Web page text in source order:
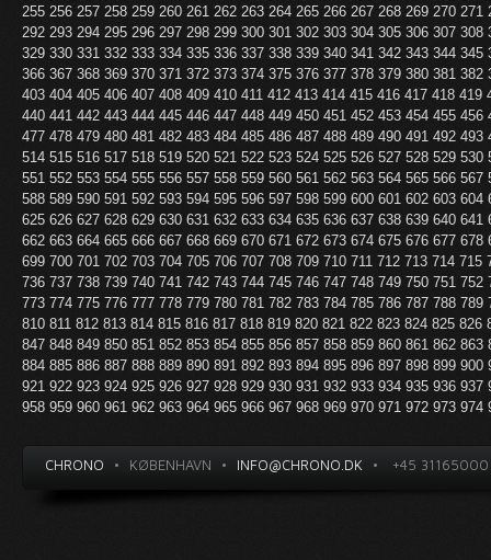
255 256 257 258 259 260 261 262 263 264 265 266 267 268 269 270 271
292 293 294 295 296 297 298 299 300 301 302 303 304 305 306 307 308
329 330 331 332 333 334 335 336 337 338 339 340 341 342 343 344 345
366 367 368 369 370 371 372 373 374 375 376 377 378 379 380 381 382
403 404 405 406 407 408 409 410 411 412 413 414 415 416 417 418 419
440 441 442 443 444 445 446 447 448 449 450 451 452 453 454 455 456
477 478 479 480 481 482 483 484 485 486 487 488 489 490 491 492 493
514 515 516 517 518 519 520 521 522 523 524 525 526 527 528 529 530
551 552 553 554 555 556 557 558 559 560 561 562 563 564 565 566 567
588 589 590 591 592 593 594 595 596 597 598 599 600 601 602 603 604
625 626 627 628 629 630 631 632 633 634 635 636 637 638 639 640 641
662 663 664 665 666 667 668 669 670 671 672 673 674 675 676 677 678
699 700 701 702 703 704 705 706 707 708 709 710 711 712 713 714 715
736 737 738 739 740 741 742 743 744 745 746 747 748 749 750 751 752
773 774 775 776 777 778 779 780 781 782 783 784 785 786 787 788 789
810 811 812 813 814 815 816 817 818 819 820 821 822 823 824 825 826
847 848 849 850 851 852 853 854 855 856 857 858 859 860 861 862 863
884 885 886 887 888 889 890 891 892 893 894 895 896 897 898 899 900
921 922 923 924 925 926 927 928 929 930 931 932 933 934 935 936 937
958 959 960 961 962 963 964 965 966 967 968 969 970 971 972 973 974
CHRONO • KØBENHAVN • INFO@CHRONO.DK • +45 31165000